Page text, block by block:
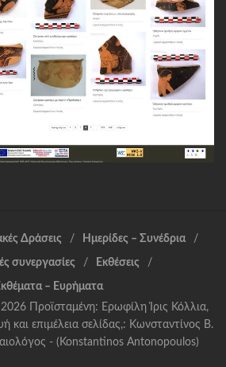
Δράσεις Ημερίδες – Συνέδρια
συνεργασίες Εκθέσεις
– Ευρήματα
Προϊσταμένη: Ερωφίλη Ίρις Κόλλια,
και επιμέλεια σελίδας,: Κωνσταντίνος Β.
- (Konstantinos Antonopoulos)